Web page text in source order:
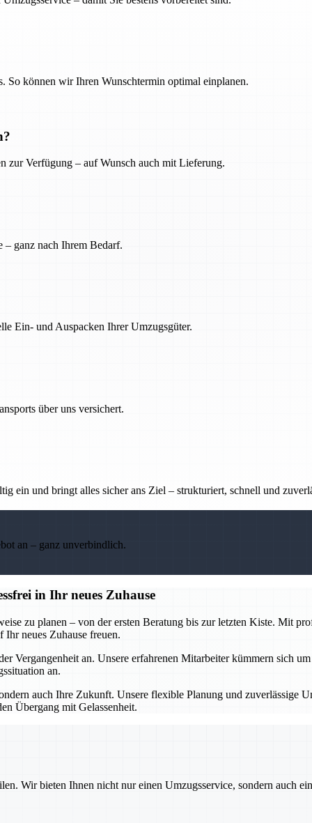
So können wir Ihren Wunschtermin optimal einplanen.
zur Verfügung – auf Wunsch auch mit Lieferung.
– ganz nach Ihrem Bedarf.
Ein- und Auspacken Ihrer Umzugsgüter.
über uns versichert.
ein und bringt alles sicher ans Ziel – strukturiert, schnell und
an – ganz unverbindlich.
in Ihr neues Zuhause
zu planen – von der ersten Beratung bis zur letzten Kiste. Mit
Ihr neues Zuhause freuen.
Vergangenheit an. Unsere erfahrenen Mitarbeiter kümmern sich
an.
auch Ihre Zukunft. Unsere flexible Planung und zuverlässige
Übergang mit Gelassenheit.
Wir bieten Ihnen nicht nur einen Umzugsservice, sondern auch